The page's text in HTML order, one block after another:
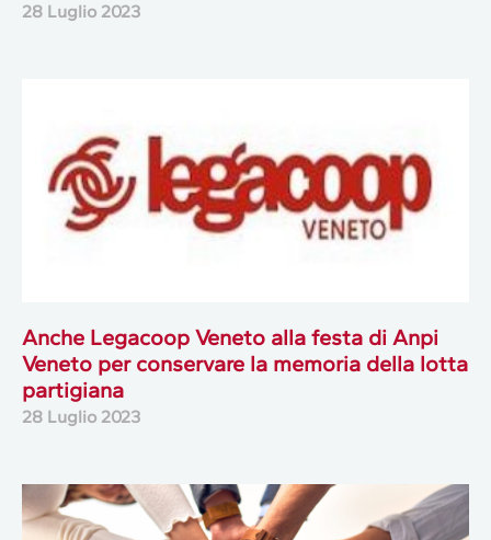
28 Luglio 2023
Anche Legacoop Veneto alla festa di Anpi
Veneto per conservare la memoria della lotta
partigiana
28 Luglio 2023